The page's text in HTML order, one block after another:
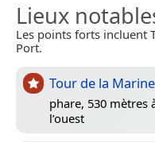
Lieux
Les points forts incluent
Port.
Tour de la Marine
phare, 530 mètres
l’ouest